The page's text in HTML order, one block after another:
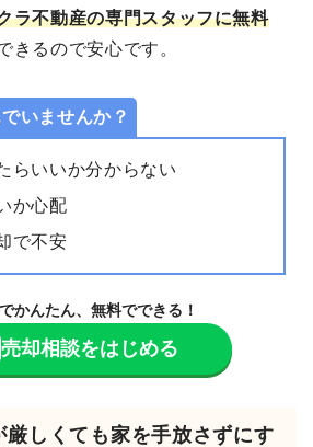
ラ不動産の専門スタッフに無料
きるので安心です。
いませんか？
らいいか分からない
か心配
で不安
かんたん、無料でできる！
売却相談をはじめる
しくても家を手放さずにす